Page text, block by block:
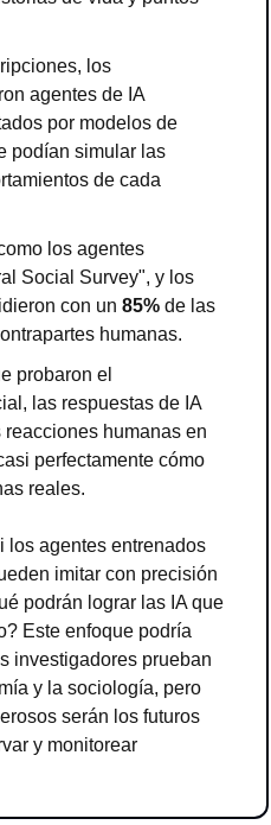
los
agentes de IA
por modelos de
podían simular las
de cada
los agentes
Social Survey", y los
con un 85% de las
humanas.
probaron el
las respuestas de IA
humanas en
perfectamente cómo
reales.
los agentes entrenados
imitar con precisión
podrán lograr las IA que
Este enfoque podría
investigadores prueban
y la sociología, pero
serán los futuros
y monitorear